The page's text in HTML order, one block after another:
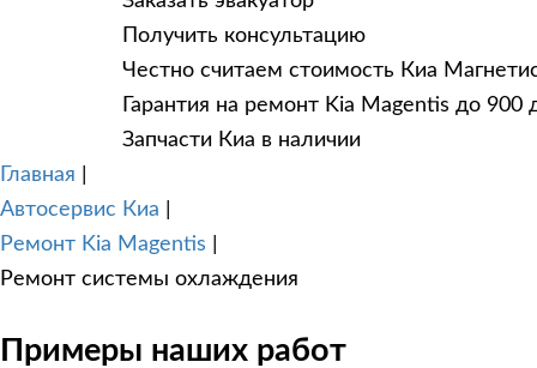
Получить консультацию
Честно считаем стоимость Киа
Гарантия на ремонт Kia Magentis до 900
Запчасти Киа в наличии
Главная
Автосервис Киа
Ремонт Kia Magentis
Ремонт системы охлаждения
Примеры наших работ